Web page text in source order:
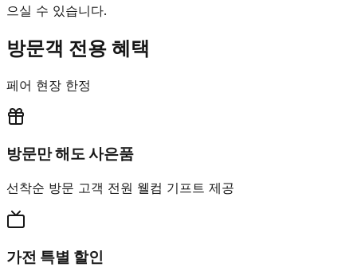
으실 수 있습니다.
방문객 전용 혜택
페어 현장 한정
방문만 해도 사은품
선착순 방문 고객 전원 웰컴 기프트 제공
가전 특별 할인